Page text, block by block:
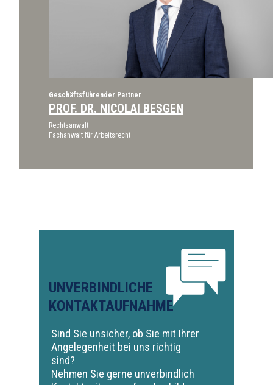
Geschäftsführender Partner
PROF. DR. NICOLAI BESGEN
Rechtsanwalt
Fachanwalt für Arbeitsrecht
UNVERBINDLICHE
KONTAKTAUFNAHME
Sind Sie unsicher, ob Sie mit Ihrer
Angelegenheit bei uns richtig
sind?
Nehmen Sie gerne unverbindlich